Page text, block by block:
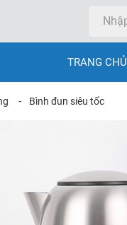
TRANG CHỦ
⁃ Bình đun siêu tốc